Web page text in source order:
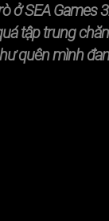
ở SEA Games
tập trung
quên mình